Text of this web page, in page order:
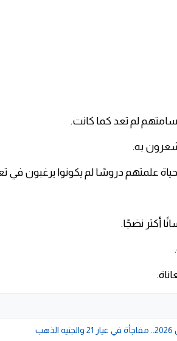
لم تعد كما كانت.
به.
علمتهم دروسًا لم يكونوا يرغبون في
أكثر نضجًا.